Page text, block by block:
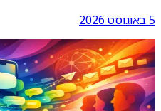
5 באוגוסט 2026